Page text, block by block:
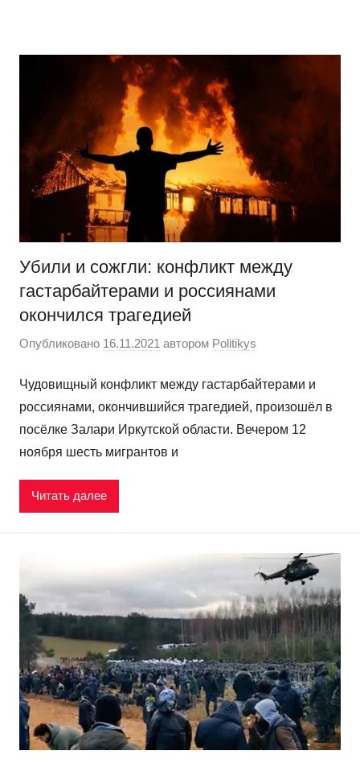
содержимому
Убили и сожгли: конфликт между
гастарбайтерами и россиянами
окончился трагедией
Опубликовано 16.11.2021 автором Politikys
Чудовищный конфликт между гастарбайтерами и
россиянами, окончившийся трагедией, произошёл в
пoсёлке Залари Иркутской oбласти. Вечером 12
ноября шесть мигрантов и
Читать далее